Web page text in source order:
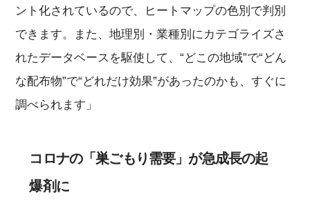
ント化されているので、ヒートマップの色別で判別
できます。また、地理別・業種別にカテゴライズさ
れたデータベースを駆使して、“どこの地域”で“どん
な配布物”で“どれだけ効果”があったのかも、すぐに
調べられます」
コロナの「巣ごもり需要」が急成長の起
爆剤に